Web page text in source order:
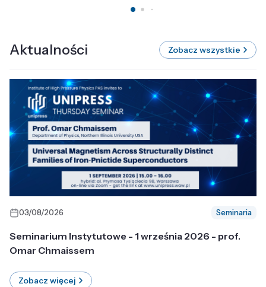
Aktualności Zobacz wszystkie
03/08/2026 Seminaria
Seminarium Instytutowe - 1 września 2026 - prof.
Omar Chmaissem
Zobacz więcej